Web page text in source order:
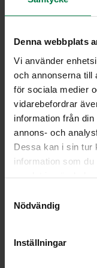
Denna webbplats
Vi använder
och annonserna till
för sociala medier
vidarebefordrar
information från
annons- och
Dessa kan i sin tur
information som
Nödvändig
Inställningar
valkosipulinkynttä
4hunajaa
ja tilli, sekoita ja
Keitä
vihannesten
jääkaapissa.
Säilytys viileässä.
Huom.Ohjeessa
hyvin makusi
pois.
Ohje: Kotimaiset